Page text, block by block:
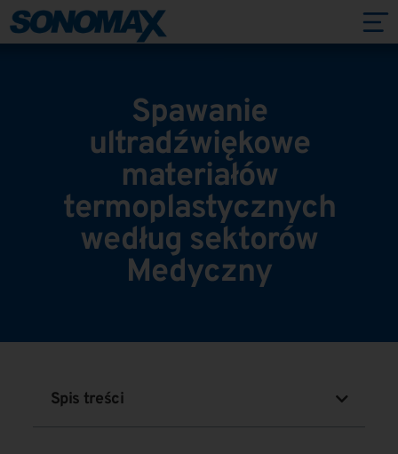
Spawanie
ultradźwiękowe
materiałów
termoplastycznych
według sektorów
Medyczny
Spis treści